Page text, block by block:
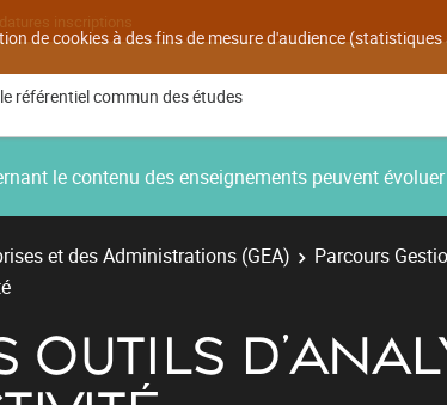
de cookies à des fins de mesure d'audience
inscriptions
référentiel commun des études
le contenu des enseignements peuvent
et des Administrations (GEA)
Parcours
OUTILS